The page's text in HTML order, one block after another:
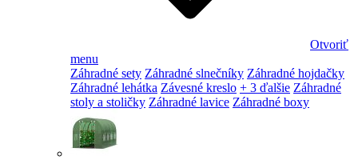
Otvoriť
menu
Záhradné sety Záhradné slnečníky Záhradné hojdačky
Záhradné lehátka Závesné kreslo + 3 ďalšie Záhradné
stoly a stoličky Záhradné lavice Záhradné boxy